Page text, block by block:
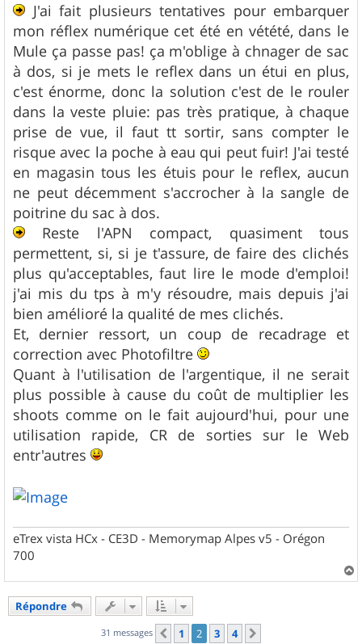
J'ai fait plusieurs tentatives pour embarquer
mon réflex numérique cet été en vétété, dans le
Mule ça passe pas! ça m'oblige à chnager de sac
à dos, si je mets le reflex dans un étui en plus,
c'est énorme, donc la solution c'est de le rouler
dans la veste pluie: pas très pratique, à chaque
prise de vue, il faut tt sortir, sans compter le
risque avec la poche à eau qui peut fuir! J'ai testé
en magasin tous les étuis pour le reflex, aucun
ne peut décemment s'accrocher à la sangle de
poitrine du sac à dos.
Reste l'APN compact, quasiment tous
permettent, si, si je t'assure, de faire des clichés
plus qu'acceptables, faut lire le mode d'emploi!
j'ai mis du tps à m'y résoudre, mais depuis j'ai
bien amélioré la qualité de mes clichés.
Et, dernier ressort, un coup de recadrage et
correction avec Photofiltre
Quant à l'utilisation de l'argentique, il ne serait
plus possible à cause du coût de multiplier les
shoots comme on le fait aujourd'hui, pour une
utilisation rapide, CR de sorties sur le Web
entr'autres
eTrex vista HCx - CE3D - Memorymap Alpes v5 - Orégon
700
a
Répondre
31 messages Précédent
1 2 3 4